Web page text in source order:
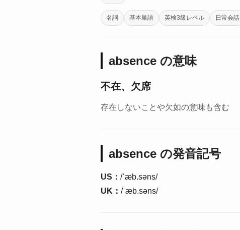
名詞 基本単語 英検3級レベル 日常会話
absence の意味
不在、欠席
存在しないことや欠如の意味も含む
absence の発音記号
US： /ˈæb.səns/
UK： /ˈæb.səns/